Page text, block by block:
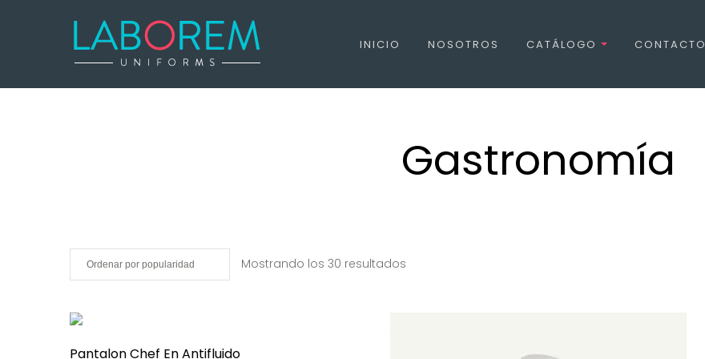
INICIO NOSOTROS CATÁLOGO CONTACTO
Gastronomía
Mostrando los 30 resultados
Pantalon Chef En Antifluido